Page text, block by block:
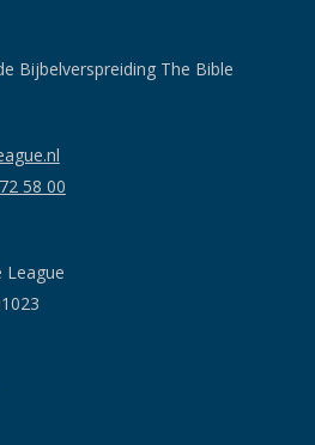
Bijbelverspreiding The Bible
58 00
League